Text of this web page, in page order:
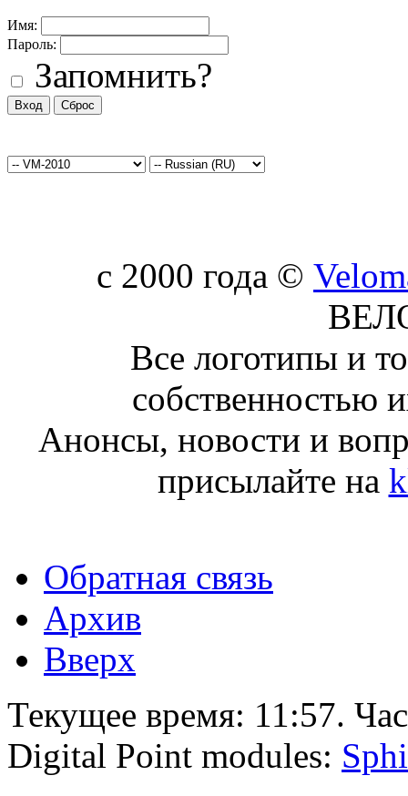
Имя:
Пароль:
Запомнить?
c 2000 года ©
Все логотипы и
собственностью
Анонсы, новости и
присылайте на
Обратная связь
Архив
Вверх
Текущее время: 11:57.
Digital Point modules: